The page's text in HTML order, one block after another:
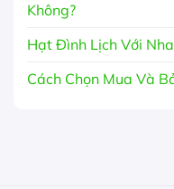
Không?
Hạt Đình Lịch Với
Cách Chọn Mua Và